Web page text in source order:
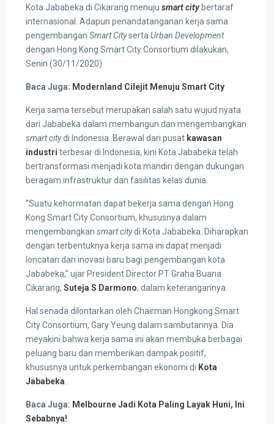
Kota Jababeka di Cikarang menuju smart city bertaraf
internasional. Adapun penandatanganan kerja sama
pengembangan Smart Cityserta Urban Development
dengan Hong Kong Smart City Consortium dilakukan,
Senin (30/11/2020).
Baca Juga: Modernland Cilejit Menuju Smart City
Kerja sama tersebut merupakan salah satu wujud nyata
dari Jababeka dalam membangun dan mengembangkan
smart citydi Indonesia. Berawal dari pusat kawasan
industri terbesar di Indonesia, kini Kota Jababeka telah
bertransformasi menjadi kota mandiri dengan dukungan
beragam infrastruktur dan fasilitas kelas dunia.
“Suatu kehormatan dapat bekerja sama dengan Hong
Kong Smart City Consortium, khususnya dalam
mengembangkan smart citydi Kota Jababeka. Diharapkan
dengan terbentuknya kerja sama ini dapat menjadi
loncatan dan inovasi baru bagi pengembangan kota
Jababeka,” ujar President Director PT Graha Buana
Cikarang, Suteja S Darmono, dalam keterangannya.
Hal senada dilontarkan oleh Chairman Hongkong Smart
City Consortium, Gary Yeung dalam sambutannya. Dia
meyakini bahwa kerja sama ini akan membuka berbagai
peluang baru dan memberikan dampak positif,
khususnya untuk perkembangan ekonomi di Kota
Jababeka
Baca Juga: Melbourne Jadi Kota Paling Layak Huni, Ini
Sebabnya!